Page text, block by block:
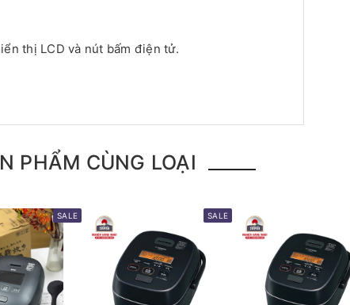
thị LCD và nút bấm điện tử.
PHẨM CÙNG LOẠI
SALE SALE